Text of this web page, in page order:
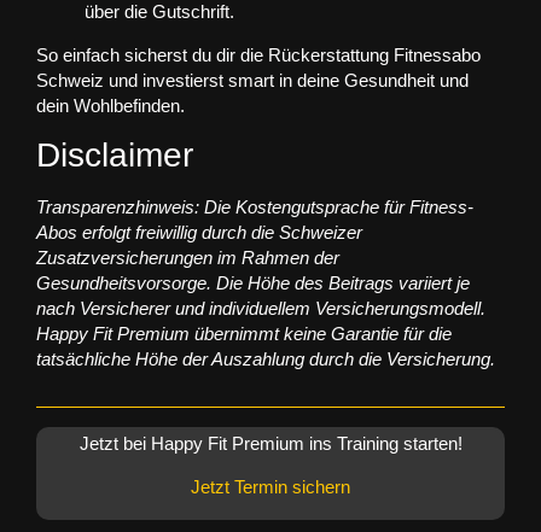
über die Gutschrift.
So einfach sicherst du dir die Rückerstattung Fitnessabo
Schweiz und investierst smart in deine Gesundheit und
dein Wohlbefinden.
Disclaimer
Transparenzhinweis: Die Kostengutsprache für Fitness-
Abos erfolgt freiwillig durch die Schweizer
Zusatzversicherungen im Rahmen der
Gesundheitsvorsorge. Die Höhe des Beitrags variiert je
nach Versicherer und individuellem Versicherungsmodell.
Happy Fit Premium übernimmt keine Garantie für die
tatsächliche Höhe der Auszahlung durch die Versicherung.
Jetzt bei Happy Fit Premium ins Training starten!
Jetzt Termin sichern